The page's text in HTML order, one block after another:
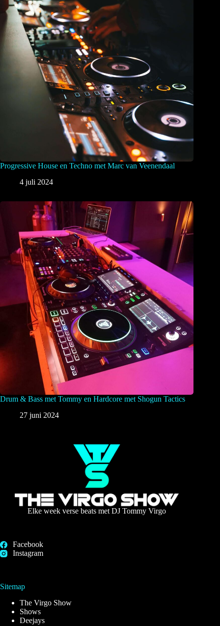
Progressive House en Techno met Marc van Veenendaal
4 juli 2024
Drum & Bass met Tommy en Hardcore met Shogun Tactics
27 juni 2024
Elke week verse beats met DJ Tommy Virgo
Facebook
Instagram
Sitemap
The Virgo Show
Shows
Deejays